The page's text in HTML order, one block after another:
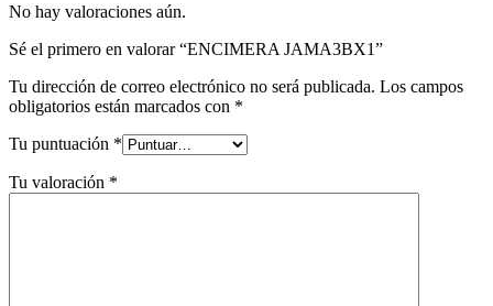
No hay valoraciones aún.
Sé el primero en valorar “ENCIMERA JAMA3BX1”
Tu dirección de correo electrónico no será publicada. Los campos
obligatorios están marcados con *
Tu puntuación *
Tu valoración *